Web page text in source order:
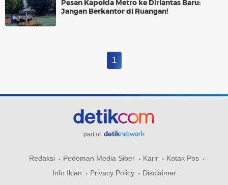
Pesan Kapolda Metro ke Dirlantas Baru:
Jangan Berkantor di Ruangan!
1
part of
Redaksi Pedoman Media Siber Karir
Kotak Pos
Info Iklan
Privacy Policy Disclaimer